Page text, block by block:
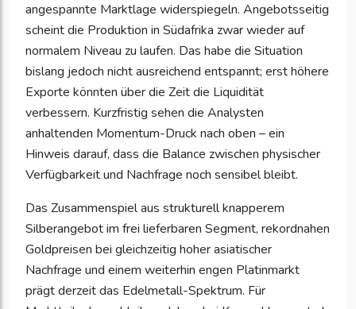
angespannte Marktlage widerspiegeln. Angebotsseitig
scheint die Produktion in Südafrika zwar wieder auf
normalem Niveau zu laufen. Das habe die Situation
bislang jedoch nicht ausreichend entspannt; erst höhere
Exporte könnten über die Zeit die Liquidität
verbessern. Kurzfristig sehen die Analysten
anhaltenden Momentum-Druck nach oben – ein
Hinweis darauf, dass die Balance zwischen physischer
Verfügbarkeit und Nachfrage noch sensibel bleibt.
Das Zusammenspiel aus strukturell knapperem
Silberangebot im frei lieferbaren Segment, rekordnahen
Goldpreisen bei gleichzeitig hoher asiatischer
Nachfrage und einem weiterhin engen Platinmarkt
prägt derzeit das Edelmetall-Spektrum. Für